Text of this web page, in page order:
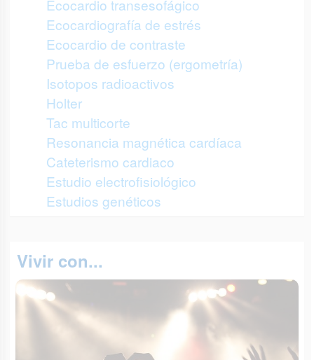
Ecocardio transesofágico
Ecocardiografía de estrés
Ecocardio de contraste
Prueba de esfuerzo (ergometría)
Isotopos radioactivos
Holter
Tac multicorte
Resonancia magnética cardíaca
Cateterismo cardiaco
Estudio electrofisiológico
Estudios genéticos
Vivir con...